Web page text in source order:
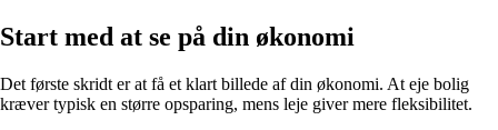
Start med at se på din økonomi
Det første skridt er at få et klart billede af din økonomi. At eje bolig
kræver typisk en større opsparing, mens leje giver mere fleksibilitet.